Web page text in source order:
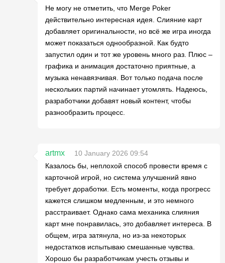
Не могу не отметить, что Merge Poker
действительно интересная идея. Слияние карт
добавляет оригинальности, но всё же игра иногда
может показаться однообразной. Как будто
запустил один и тот же уровень много раз. Плюс –
графика и анимация достаточно приятные, а
музыка ненавязчивая. Вот только подача после
нескольких партий начинает утомлять. Надеюсь,
разработчики добавят новый контент, чтобы
разнообразить процесс.
artmx
10 January 2026 09:54
Казалось бы, неплохой способ провести время с
карточной игрой, но система улучшений явно
требует доработки. Есть моменты, когда прогресс
кажется слишком медленным, и это немного
расстраивает. Однако сама механика слияния
карт мне понравилась, это добавляет интереса. В
общем, игра затянула, но из-за некоторых
недостатков испытываю смешанные чувства.
Хорошо бы разработчикам учесть отзывы и